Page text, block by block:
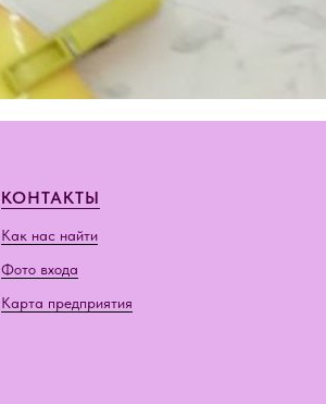
КОНТАКТЫ
Как нас найти
Фото входа
Карта предприятия